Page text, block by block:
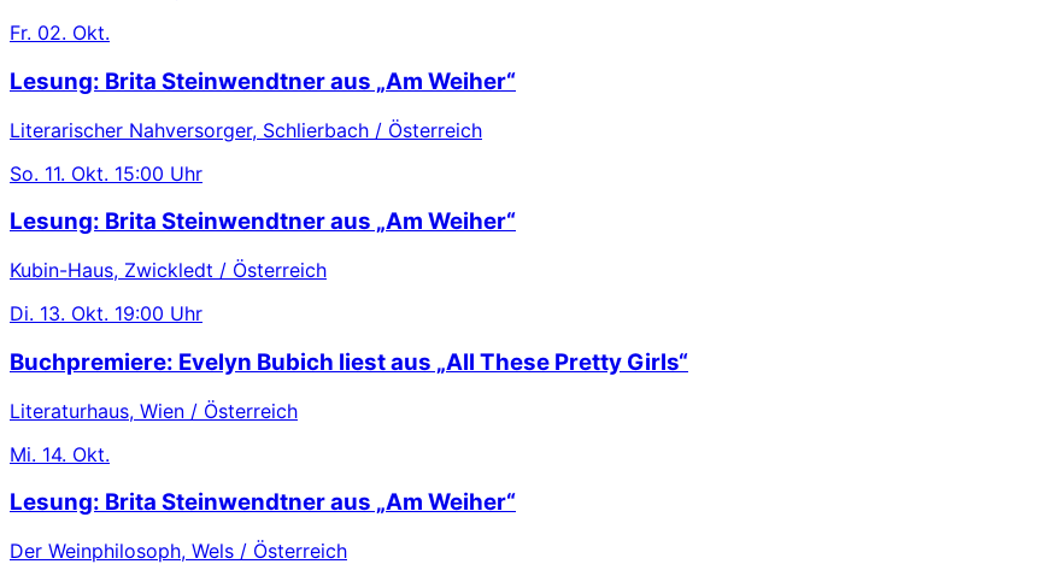
Fr. 02. Okt.
Lesung: Brita Steinwendtner aus „Am Weiher“
Literarischer Nahversorger, Schlierbach / Österreich
So. 11. Okt. 15:00 Uhr
Lesung: Brita Steinwendtner aus „Am Weiher“
Kubin-Haus, Zwickledt / Österreich
Di. 13. Okt. 19:00 Uhr
Buchpremiere: Evelyn Bubich liest aus „All These Pretty Girls“
Literaturhaus, Wien / Österreich
Mi. 14. Okt.
Lesung: Brita Steinwendtner aus „Am Weiher“
Der Weinphilosoph, Wels / Österreich